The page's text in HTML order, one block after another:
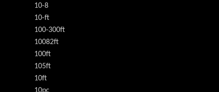
10-8
10-ft
100-300ft
10082ft
100ft
105ft
10ft